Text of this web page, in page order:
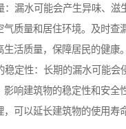
：漏水可能会产生异味、滋
气质量和居住环境。及时查
活质量，保障居民的健康。
稳定性：长期的漏水可能会
影响建筑物的稳定性和安全
，可以延长建筑物的使用寿